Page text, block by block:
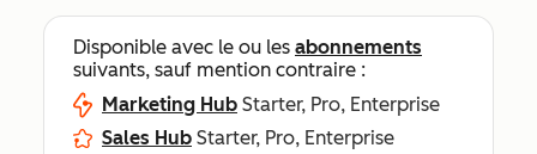
Disponible avec le ou les abonnements
suivants, sauf mention contraire :
Marketing Hub Starter, Pro, Enterprise
Sales Hub Starter, Pro, Enterprise